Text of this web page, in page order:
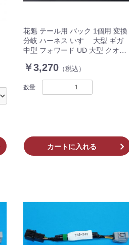
花魁 テール用 バック 1個用 変換
分岐 ハーネス いすゞ 大型 ギガ
中型 フォワード UD 大型 クオン
IULM-ML1M 1個入 トラック
￥3,270（税込）
数量
カートに入れる